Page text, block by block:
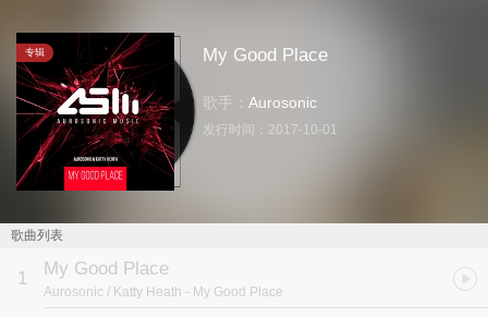
专辑 My Good Place
歌手： Aurosonic
发行时间： 2017-10-01
歌曲列表
1 My Good Place
Aurosonic / Katty Heath - My Good Place